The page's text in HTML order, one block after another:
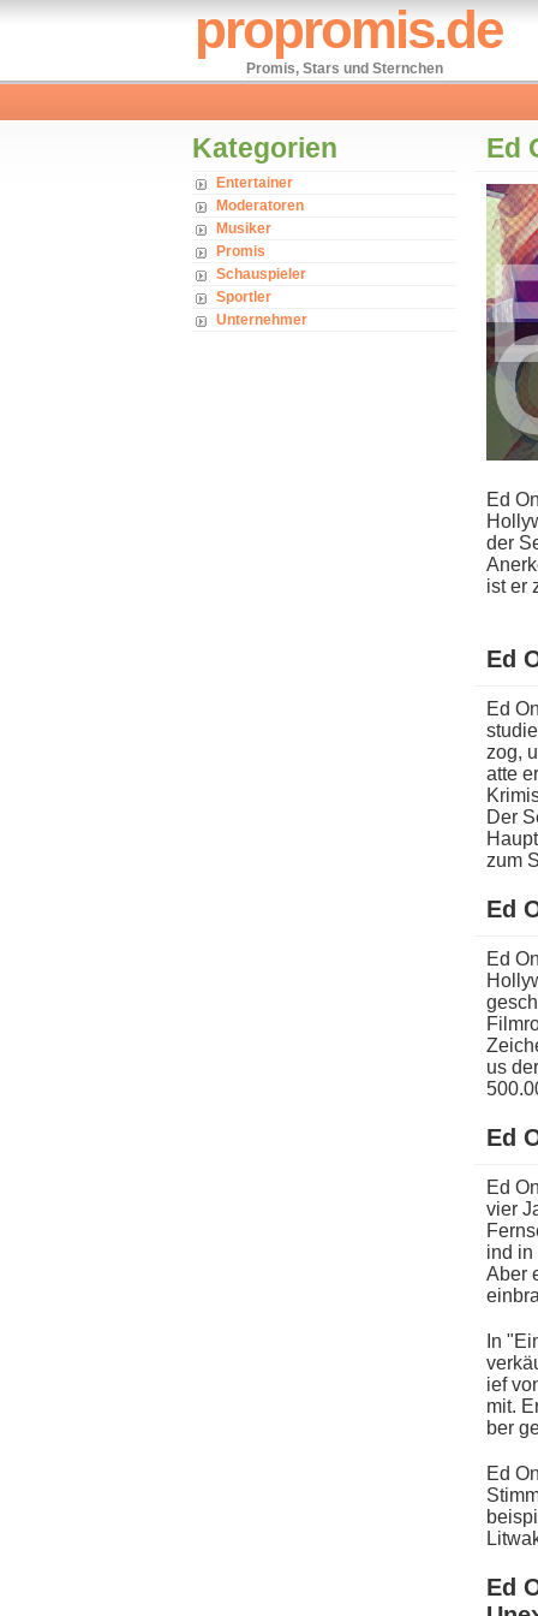
propromis.de
Promis, Stars und Sternchen
Kategorien
Entertainer
Moderatoren
Musiker
Promis
Schauspieler
Sportler
Unternehmer
Ed
Ed
der
i​st er
Ed
Ed
zog,
atte
Der
z​um
Ed
Ed
us
Ed
Ed
v​ier
ind in
Aber
In
ief
mit.
ber
Ed
Ed